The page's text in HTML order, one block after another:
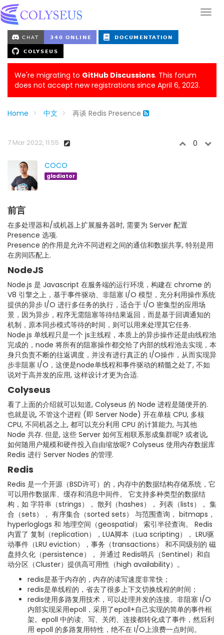
We're migrating to GitHub Discussions. This forum
does not accept new registrations since April 6, 2023.
Home 中文 再谈 Redis Presence
7 Mar 2022, 11:55 0
COCO
gladiator
前言
在多处理器和/或机器上扩展服务器时, 需要为 Server 配置
Presence 选项.
Presence 的作用是允许不同进程之间的通信和数据共享, 特别是用
在房间匹配上.
NodeJS
Node.js 是 Javascript 在服务端的运行环境，构建在 chrome 的
V8 引擎之上，基于事件驱动、非阻塞 I/O 模型，充分利用操作系统
提供的异步 I/O 进行多任务的执行，适合于 I/O 密集型的应用场
景，因为异步，程序无需阻塞等待结果返回，而是基于回调通知的
机制，原本同步模式等待的时间，则可以用来处理其它任务.
Node.js 单线程只是一个 js主线程，本质上的异步操作还是由线程池
完成的，node 将所有的阻塞操作都交给了内部的线程池去实现，本
身只负责不断的往返调度，并没有进行真正的 I/O操作，从而实现异
步非阻塞 I/O，这便是node单线程和事件驱动的精髓之处了, 不如
说对于高并发的应用, 这样设计才更为合适.
Colyseus
看了上面的介绍就可以知道, Colyseus 的 Node 进程是随便开的.
也就是说, 不管这个进程 (即 Server Node) 开在单核 CPU, 多核
CPU, 不同机器之上, 都可以充分利用 CPU 的计算能力, 与其他
Node 共存. 但是, 这些 Server 如何互相联系形成集群呢? 或者说,
如何随用户规模和硬件投入自由缩放呢? Colyseus 使用内存数据库
Redis 进行 Server Nodes 的管理.
Redis
Redis 是一个开源（BSD许可）的，内存中的数据结构存储系统，它
可以用作数据库、缓存和消息中间件。 它支持多种类型的数据结
构，如 字符串（strings）， 散列（hashes）， 列表（lists）， 集
合（sets）， 有序集合（sorted sets） 与范围查询， bitmaps，
hyperloglogs 和 地理空间（geospatial） 索引半径查询。 Redis
内置了 复制（replication），LUA脚本（Lua scripting）， LRU驱
动事件（LRU eviction），事务（transactions） 和不同级别的 磁
盘持久化（persistence）， 并通过 Redis哨兵（Sentinel）和自
动分区（Cluster）提供高可用性（high availability）。
redis是基于内存的，内存的读写速度非常快；
redis是单线程的，省去了很多上下文切换线程的时间；
redis使用多路复用技术，可以处理并发的连接。非阻塞 I/O
内部实现采用epoll，采用了epoll+自己实现的简单的事件框
架。epoll 中的读、写、关闭、连接都转化成了事件，然后利
用 epoll 的多路复用特性，绝不在 I/O上浪费一点时间。